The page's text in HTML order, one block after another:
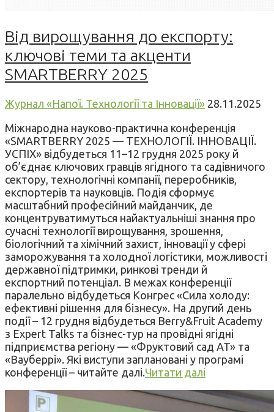
Від вирощування до експорту:
ключові теми та акценти
SMARTBERRY 2025
Журнал «Напої. Технології та Інновації» 28.11.2025
Міжнародна науково-практична конференція
«SMARTBERRY 2025 — ТЕХНОЛОГІЇ. ІННОВАЦІЇ.
УСПІХ» відбудеться 11–12 грудня 2025 року й
об’єднає ключових гравців ягідного та садівничого
сектору, технологічні компанії, переробників,
експортерів та науковців. Подія сформує
масштабний професійний майданчик, де
концентруватимуться найактуальніші знання про
сучасні технології вирощування, зрошення,
біологічний та хімічний захист, інновації у сфері
заморожування та холодної логістики, можливості
державної підтримки, ринкові тренди й
експортний потенціал. В межах конференції
паралельно відбудеться Конгрес «Сила холоду:
ефективні рішення для бізнесу». На другий день
події – 12 грудня відбудеться Berry&Fruit Academy
з Expert Talks та бізнес-тур на провідні ягідні
підприємства регіону — «Фруктовий сад AT» та
«Вауберрі». Які виступи заплановані у програмі
конференції – читайте далі.Читати далі